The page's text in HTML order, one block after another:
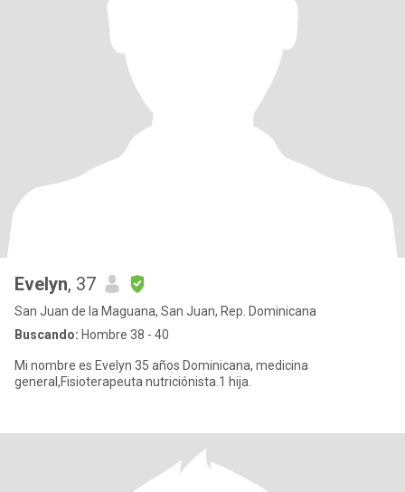
Evelyn, 37
San Juan de la Maguana, San Juan, Rep. Dominicana
Buscando: Hombre 38 - 40
Mi nombre es Evelyn 35 años Dominicana, medicina
general,Fisioterapeuta nutriciónista.1 hija.